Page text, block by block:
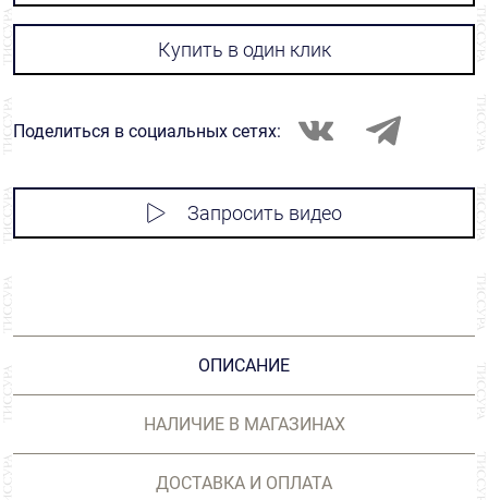
Купить в один клик
Поделиться в социальных сетях:
Запросить видео
ОПИСАНИЕ
НАЛИЧИЕ В МАГАЗИНАХ
ДОСТАВКА И ОПЛАТА